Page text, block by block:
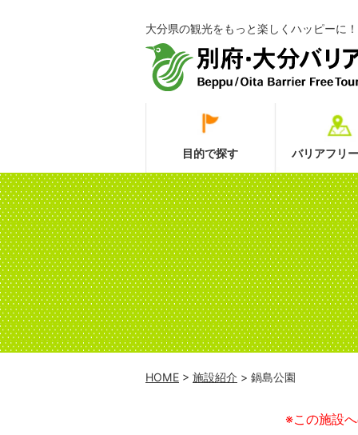
大分県の観光をもっと楽しくハッピーに！
目的で探す バリアフリ
HOME > 施設紹介 > 鍋島公園
※この施設